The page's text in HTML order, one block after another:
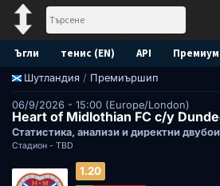
Ъгли тенис (EN) API Премиум
Шутландия / Премиършип
06/9/2026 - 15:00 (Europe/London)
Heart of Midlothian FC с/у
Статистика, анализи и директни двубои
Стадион - TBD
1.20